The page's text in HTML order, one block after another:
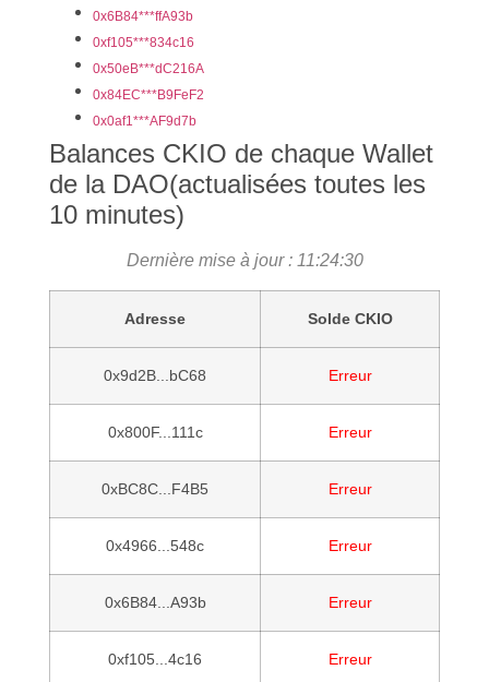
0x6B84***ffA93b
0xf105***834c16
0x50eB***dC216A
0x84EC***B9FeF2
0x0af1***AF9d7b
Balances CKIO de chaque Wallet
de la DAO(actualisées toutes les
10 minutes)
Dernière mise à jour : 11:24:30
Adresse Solde CKIO
0x9d2B...bC68 Erreur
0x800F...111c Erreur
0xBC8C...F4B5 Erreur
0x4966...548c Erreur
0x6B84...A93b Erreur
0xf105...4c16 Erreur